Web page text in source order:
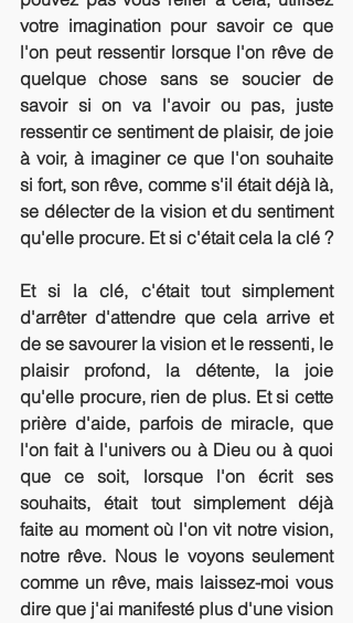
votre imagination pour savoir ce que
l'on peut ressentir lorsque l'on rêve de
quelque chose sans se soucier de
savoir si on va l'avoir ou pas, juste
ressentir ce sentiment de plaisir, de joie
à voir, à imaginer ce que l'on souhaite
si fort, son rêve, comme s'il était déjà là,
se délecter de la vision et du sentiment
qu'elle procure. Et si c'était cela la clé ?
Et si la clé, c'était tout simplement
d'arrêter d'attendre que cela arrive et
de se savourer la vision et le ressenti, le
plaisir profond, la détente, la joie
qu'elle procure, rien de plus. Et si cette
prière d'aide, parfois de miracle, que
l'on fait à l'univers ou à Dieu ou à quoi
que ce soit, lorsque l'on écrit ses
souhaits, était tout simplement déjà
faite au moment où l'on vit notre vision,
notre rêve. Nous le voyons seulement
comme un rêve, mais laissez-moi vous
dire que j'ai manifesté plus d'une vision